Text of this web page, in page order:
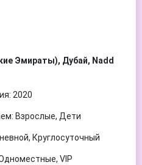
Эмираты), Дубай, Nadd
2020
Взрослые, Дети
Круглосуточный
VIP